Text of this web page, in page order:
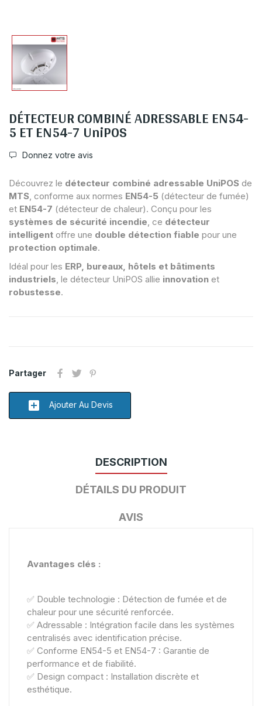
DÉTECTEUR COMBINÉ ADRESSABLE EN54-
5 ET EN54-7 UniPOS
Donnez votre avis
Découvrez le détecteur combiné adressable UniPOS de
MTS , conforme aux normes EN54-5 (détecteur de fumée)
et EN54-7 (détecteur de chaleur). Conçu pour les
systèmes de sécurité incendie , ce détecteur
intelligent offre une double détection fiable pour une
protection optimale.
Idéal pour les ERP, bureaux, hôtels et bâtiments
industriels , le détecteur UniPOS allie innovation et
robustesse.
Partager
add_box Ajouter Au Devis
DESCRIPTION
DÉTAILS DU PRODUIT
AVIS
Avantages clés :
✅ Double technologie : Détection de fumée et de
chaleur pour une sécurité renforcée.
✅ Adressable : Intégration facile dans les systèmes
centralisés avec identification précise.
✅ Conforme EN54-5 et EN54-7 : Garantie de
performance et de fiabilité.
✅ Design compact : Installation discrète et
esthétique.